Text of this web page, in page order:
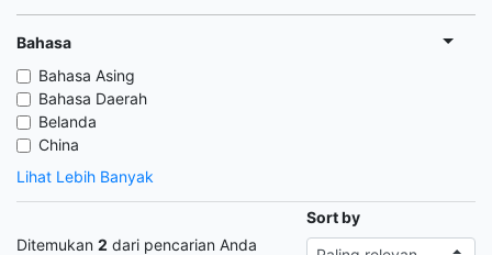
Bahasa
Bahasa Asing
Bahasa Daerah
Belanda
China
Lihat Lebih Banyak
Ditemukan 2 dari pencarian Anda
Sort by